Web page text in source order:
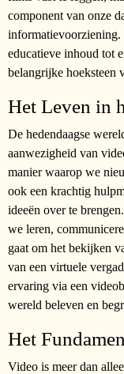
component van onze
informatievoorziening.
educatieve inhoud tot
belangrijke hoeksteen
Het Leven in
De hedendaagse
aanwezigheid van
manier waarop we
ook een krachtig
ideeën over te
we leren,
gaat om het bekijken
van een virtuele
ervaring via een
wereld beleven en
Het
Video is meer dan